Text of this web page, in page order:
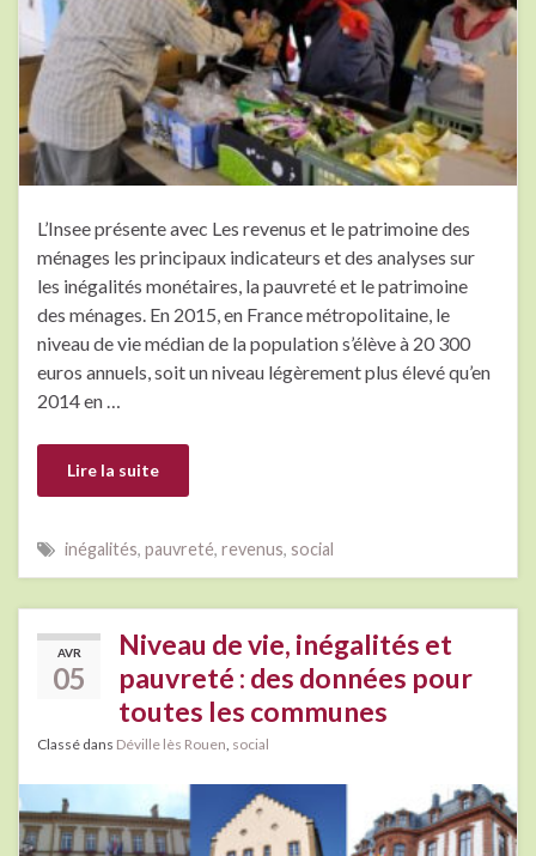
L’Insee présente avec Les revenus et le patrimoine des
ménages les principaux indicateurs et des analyses sur
les inégalités monétaires, la pauvreté et le patrimoine
des ménages. En 2015, en France métropolitaine, le
niveau de vie médian de la population s’élève à 20 300
euros annuels, soit un niveau légèrement plus élevé qu’en
2014 en …
Lire la suite
inégalités, pauvreté, revenus, social
AVR
05
Niveau de vie, inégalités et
pauvreté : des données pour
toutes les communes
Classé dans Déville lès Rouen, social